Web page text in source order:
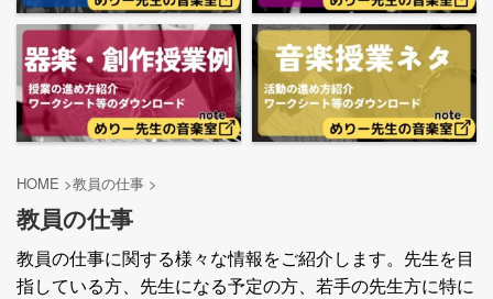
HOME >教員の仕事 >
教員の仕事
教員の仕事に関する様々な情報をご紹介します。先生を目
指している方、先生になる予定の方、若手の先生方に特に